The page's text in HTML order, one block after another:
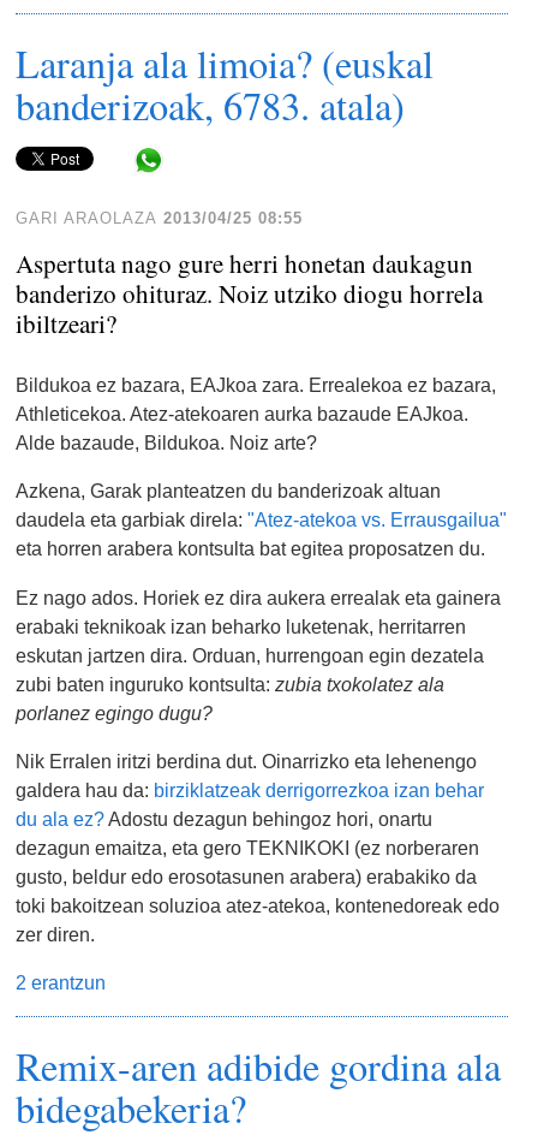
Laranja ala limoia? (euskal
banderizoak, 6783. atala)
GARI ARAOLAZA 2013/04/25 08:55
Aspertuta nago gure herri honetan daukagun
banderizo ohituraz. Noiz utziko diogu horrela
ibiltzeari?
Bildukoa ez bazara, EAJkoa zara. Errealekoa ez bazara,
Athleticekoa. Atez-atekoaren aurka bazaude EAJkoa.
Alde bazaude, Bildukoa. Noiz arte?
Azkena, Garak planteatzen du banderizoak altuan
daudela eta garbiak direla:"Atez-atekoa vs. Errausgailua"
eta horren arabera kontsulta bat egitea proposatzen du.
Ez nago ados. Horiek ez dira aukera errealak eta gainera
erabaki teknikoak izan beharko luketenak, herritarren
eskutan jartzen dira. Orduan, hurrengoan egin dezatela
zubi baten inguruko kontsulta: zubia txokolatez ala
porlanez egingo dugu?
Nik Erralen iritzi berdina dut. Oinarrizko eta lehenengo
galdera hau da: birziklatzeak derrigorrezkoa izan behar
du ala ez?Adostu dezagun behingoz hori, onartu
dezagun emaitza, eta gero TEKNIKOKI (ez norberaren
gusto, beldur edo erosotasunen arabera) erabakiko da
toki bakoitzean soluzioa atez-atekoa, kontenedoreak edo
zer diren.
2 erantzun
Remix-aren adibide gordina ala
bidegabekeria?